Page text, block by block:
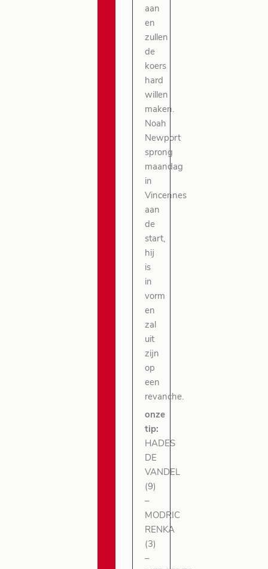
aan
en
zullen
de
koers
hard
willen
maken.
Noah
Newport
sprong
maandag
in
Vincennes
aan
de
start,
hij
is
in
vorm
en
zal
uit
zijn
op
een
revanche.
onze
tip:
HADES
DE
VANDEL
(9)
–
MODRIC
RENKA
(3)
–